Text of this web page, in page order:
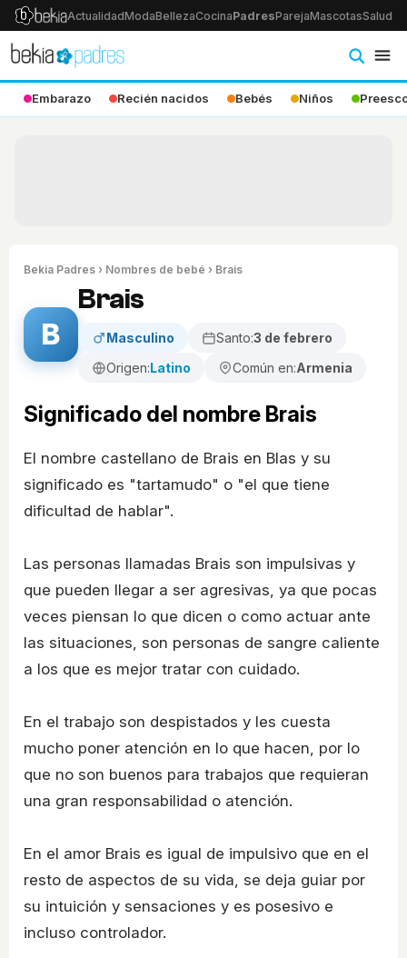
ActualidadModaBellezaCocinaPadresParejaMascotasSalud
Embarazo Recién nacidos Bebés Niños
Bekia Padres › Nombres de bebé › Brais
B
Brais
Masculino Santo:3 de febrero
Origen:Latino Común en:Armenia
Significado del nombre Brais
El nombre castellano de Brais en Blas y su
significado es "tartamudo" o "el que tiene
dificultad de hablar".
Las personas llamadas Brais son impulsivas y
que pueden llegar a ser agresivas, ya que pocas
veces piensan lo que dicen o como actuar ante
las situaciones, son personas de sangre caliente
a los que es mejor tratar con cuidado.
En el trabajo son despistados y les cuesta
mucho poner atención en lo que hacen, por lo
que no son buenos para trabajos que requieran
una gran responsabilidad o atención.
En el amor Brais es igual de impulsivo que en el
resto de aspectos de su vida, se deja guiar por
su intuición y sensaciones y es posesivo e
incluso controlador.